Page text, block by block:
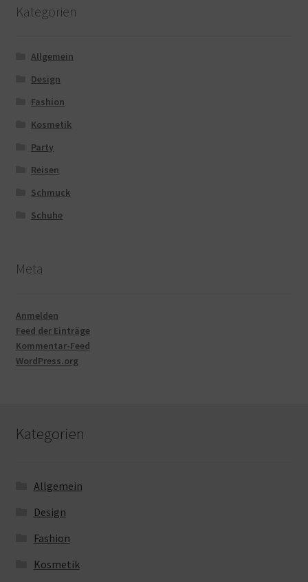
Kategorien
Allgemein
Design
Fashion
Kosmetik
Party
Reisen
Schmuck
Schuhe
Meta
Anmelden
Feed der Einträge
Kommentar-Feed
WordPress.org
Kategorien
Allgemein
Design
Fashion
Kosmetik